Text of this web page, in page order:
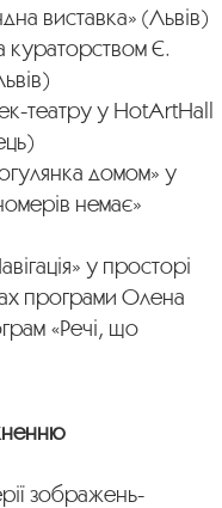
виставка» (Львів)
кураторством Є.
театру у HotArtHall
домом» у
немає»
у просторі
програми Олена
«Речі, що
зображень-